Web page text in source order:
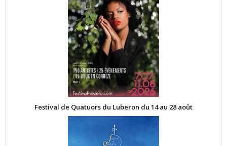
Festival de Quatuors du Luberon du 14 au 28 août